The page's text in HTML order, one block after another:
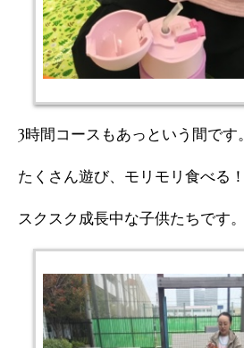
3時間コースもあっという間です。
たくさん遊び、モリモリ食べる！
スクスク成長中な子供たちです。